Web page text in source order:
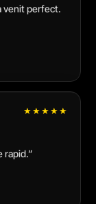
venit perfect.
★★★★★
rapid.”